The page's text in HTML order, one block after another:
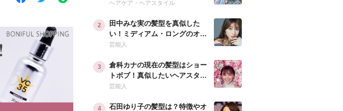
な髪型を紹介！
ヘアケア・ヘアスタイル
田中みな実の髪型を真似した
い！ミディアム・ロングのオー
ダー方法は？
芸能人
倉科カナの現在の髪型はショー
トボブ！真似したいヘアスタイ
ルやオーダー方法は？
芸能人
石田ゆり子の髪型は？特徴やオ